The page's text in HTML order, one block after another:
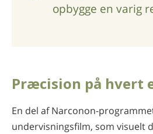
opbygge en varig
Præcision på hvert
En del af Narconon-
undervisningsfilm, som visuelt